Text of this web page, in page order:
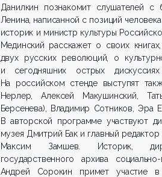
Данилкин познакомит слушателей с
Ленина, написанной с позиций человека
историк и министр культуры
Мединский расскажет о своих
двух русских революций, о
и сегодняшних острых
На российском стенде выступят
Нерлер, Алексей Макушинский,
Берсенева), Владимир Сотников, Эра
В авторской программе участвуют
музея Дмитрий Бак и главный
Максим Замшев. Историк,
государственного архива
Андрей Сорокин примет участие